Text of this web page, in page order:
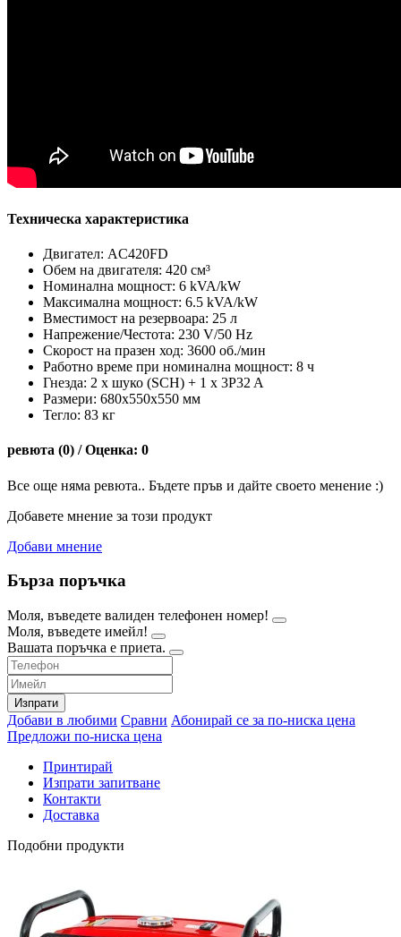
Техническа характеристика
Двигател: AC420FD
Обем на двигателя: 420 см³
Номинална мощност: 6 kVA/kW
Максимална мощност: 6.5 kVA/kW
Вместимост на резервоара: 25 л
Напрежение/Честота: 230 V/50 Hz
Скорост на празен ход: 3600 об./мин
Работно време при номинална мощност: 8 ч
Гнезда: 2 x шуко (SCH) + 1 x 3P32 A
Размери: 680x550x550 мм
Тегло: 83 кг
ревюта (0) / Оценка: 0
Все още няма ревюта.. Бъдете пръв и дайте своето менение :)
Добавете мнение за този продукт
Добави мнение
Бърза поръчка
Моля, въведете валиден телефонен номер!
Моля, въведете имейл!
Вашата поръчка е приета.
Изпрати
Добави в любими Сравни Абонирай се за по-ниска цена
Предложи по-ниска цена
Принтирай
Изпрати запитване
Контакти
Доставка
Подобни продукти